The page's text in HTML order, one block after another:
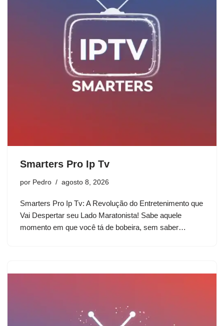
Smarters Pro Ip Tv
por Pedro agosto 8, 2026
Smarters Pro Ip Tv: A Revolução do Entretenimento que
Vai Despertar seu Lado Maratonista! Sabe aquele
momento em que você tá de bobeira, sem saber…